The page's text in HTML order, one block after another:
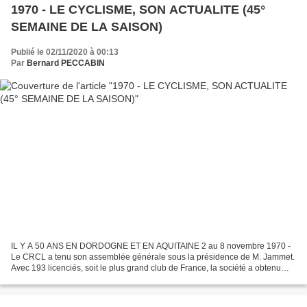
1970 - LE CYCLISME, SON ACTUALITE (45°
SEMAINE DE LA SAISON)
Publié le 02/11/2020 à 00:13
Par Bernard PECCABIN
IL Y A 50 ANS EN DORDOGNE ET EN AQUITAINE 2 au 8 novembre 1970 -
Le CRCL a tenu son assemblée générale sous la présidence de M. Jammet.
Avec 193 licenciés, soit le plus grand club de France, la société a obtenu